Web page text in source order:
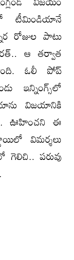
టీమిండియానే
రోజుల పాటు
ఆ తర్వాత
ఓలీ పోప్‌
ఇన్నింగ్స్‌లో
విజయానికి
ఊహించని ఈ
విమర్శలు
పరువు